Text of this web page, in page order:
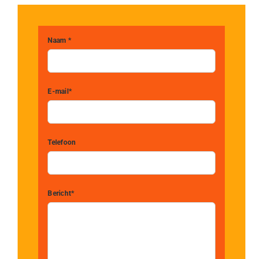
Naam *
E-mail*
Telefoon
Bericht*